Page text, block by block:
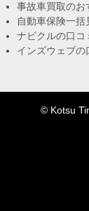
事故車買取のお
自動車保険一
ナビクルの口コ
インズウェブの
© Kotsu